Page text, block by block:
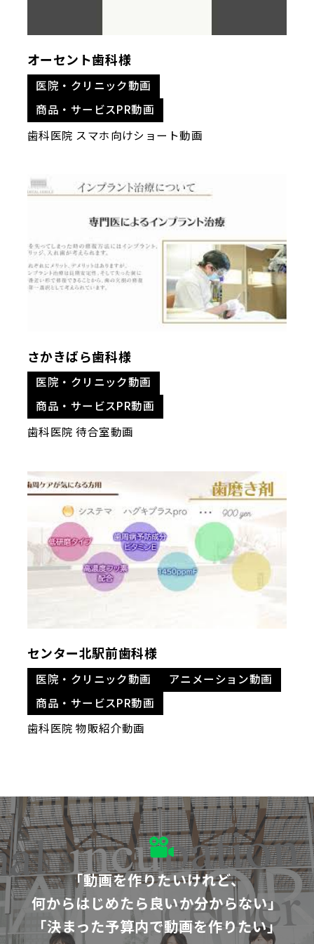
オーセント歯科様
医院・クリニック動画
商品・サービスPR動画
歯科医院 スマホ向けショート動画
さかきばら歯科様
医院・クリニック動画
商品・サービスPR動画
歯科医院 待合室動画
センター北駅前歯科様
医院・クリニック動画
アニメーション動画
商品・サービスPR動画
歯科医院 物販紹介動画
「動画を作りたいけれど、
何からはじめたら良いか分からない」
「決まった予算内で動画を作りたい」